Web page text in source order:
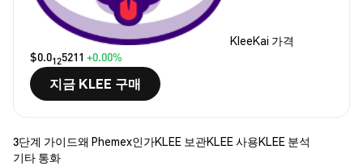
KleeKai 가격
$0.0125211 +0.00%
지금 KLEE 구매
3단계 가이드왜 Phemex인가KLEE 보관KLEE 사용KLEE 분석
기타 통화